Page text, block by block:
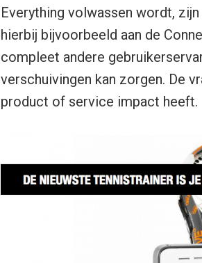
Everything volwassen wordt,
hierbij bijvoorbeeld aan de
compleet andere
verschuivingen kan zorgen. De
product of service impact heeft.